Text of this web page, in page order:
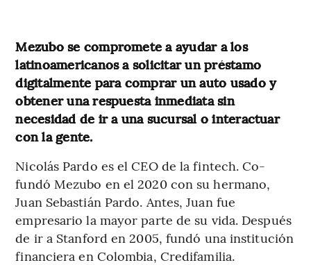
Mezubo se compromete a ayudar a los
latinoamericanos a solicitar un préstamo
digitalmente para comprar un auto usado y
obtener una respuesta inmediata sin
necesidad de ir a una sucursal o interactuar
con la gente.
Nicolás Pardo es el CEO de la fintech. Co-
fundó Mezubo en el 2020 con su hermano,
Juan Sebastián Pardo. Antes, Juan fue
empresario la mayor parte de su vida. Después
de ir a Stanford en 2005, fundó una institución
financiera en Colombia, Credifamilia.